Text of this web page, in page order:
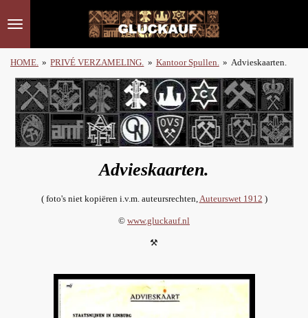
direct
hoofdinhoud
HOME. » PRIVÉ VERZAMELING. » Kantoor Spullen. » Advieskaarten.
Advieskaarten.
( foto's niet kopiëren i.v.m. auteursrechten,Auteurswet 1912 )
© www.gluckauf.nl
⚒